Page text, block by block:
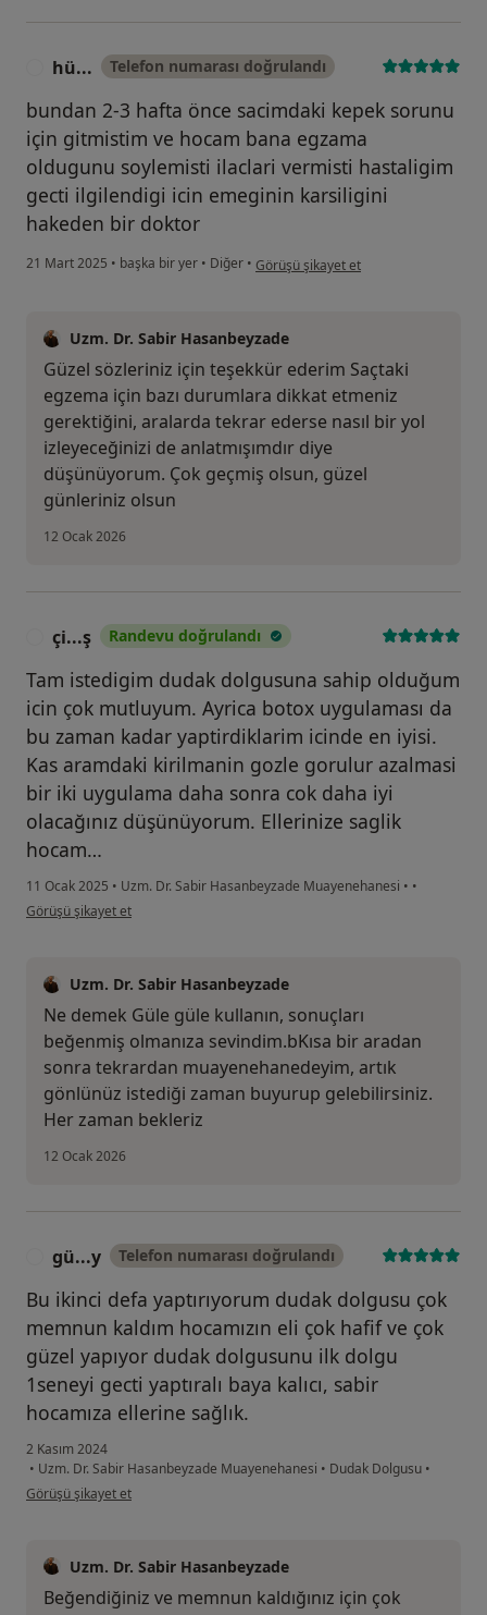
hü... Telefon numarası doğrulandı
bundan 2-3 hafta önce sacimdaki kepek sorunu
için gitmistim ve hocam bana egzama
oldugunu soylemisti ilaclari vermisti hastaligim
gecti ilgilendigi icin emeginin karsiligini
hakeden bir doktor
21 Mart 2025 • başka bir yer • Diğer • kullanıcının görüşüne göre hü...
Görüşü şikayet et
Uzm. Dr. Sabir Hasanbeyzade
Güzel sözleriniz için teşekkür ederim Saçtaki
egzema için bazı durumlara dikkat etmeniz
gerektiğini, aralarda tekrar ederse nasıl bir yol
izleyeceğinizi de anlatmışımdır diye
düşünüyorum. Çok geçmiş olsun, güzel
günleriniz olsun
12 Ocak 2026
çi...ş Randevu doğrulandı
Tam istedigim dudak dolgusuna sahip olduğum
icin çok mutluyum. Ayrica botox uygulaması da
bu zaman kadar yaptirdiklarim icinde en iyisi.
Kas aramdaki kirilmanin gozle gorulur azalmasi
bir iki uygulama daha sonra cok daha iyi
olacağınız düşünüyorum. Ellerinize saglik
hocam…
11 Ocak 2025 • Uzm. Dr. Sabir Hasanbeyzade Muayenehanesi • •
kullanıcının görüşüne göre çi...ş
Görüşü şikayet et
Uzm. Dr. Sabir Hasanbeyzade
Ne demek Güle güle kullanın, sonuçları
beğenmiş olmanıza sevindim.bKısa bir aradan
sonra tekrardan muayenehanedeyim, artık
gönlünüz istediği zaman buyurup gelebilirsiniz.
Her zaman bekleriz
12 Ocak 2026
gü...y Telefon numarası doğrulandı
Bu ikinci defa yaptırıyorum dudak dolgusu çok
memnun kaldım hocamızın eli çok hafif ve çok
güzel yapıyor dudak dolgusunu ilk dolgu
1seneyi gecti yaptıralı baya kalıcı, sabir
hocamıza ellerine sağlık.
2 Kasım 2024
• Uzm. Dr. Sabir Hasanbeyzade Muayenehanesi • Dudak Dolgusu •
kullanıcının görüşüne göre gü...y
Görüşü şikayet et
Uzm. Dr. Sabir Hasanbeyzade
Beğendiğiniz ve memnun kaldığınız için çok